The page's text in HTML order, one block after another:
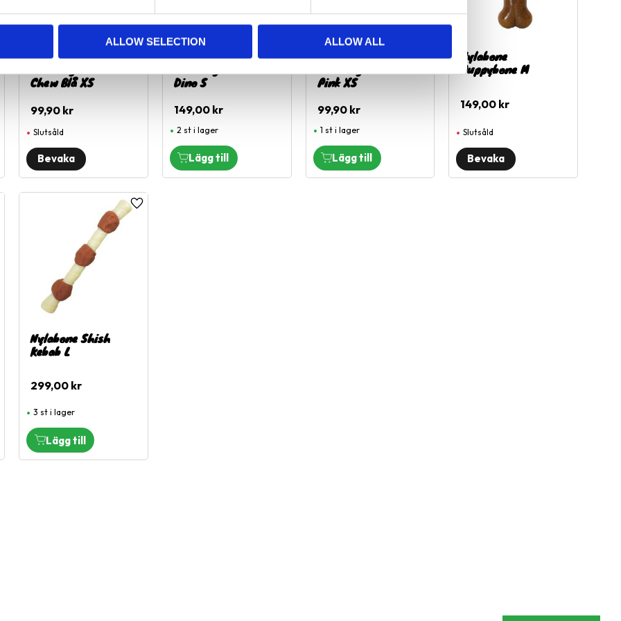
ALLOW SELECTION ALLOW ALL
Nylabone Puppy
Teething Dental
Chew Blå XS
99,90 kr
Slutsåld
Nylabone Puppy
Teething Dental
Dino S
149,00kr
2 st i lager
Nylabone Puppy
Teething Dental
Pink XS
99,90kr
1 st i lager
Nylabone
Puppybone M
149,00 kr
Slutsåld
till i favoriter
Nylabone Shish
Kebab L
299,00 kr
Lägg till i favoriter
3 st i lager